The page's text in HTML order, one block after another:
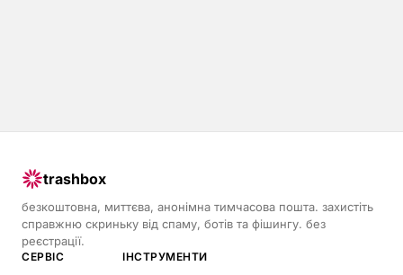
trashbox
безкоштовна, миттєва, анонімна тимчасова пошта. захистіть
справжню скриньку від спаму, ботів та фішингу. без
реєстрації.
СЕРВІС ІНСТРУМЕНТИ